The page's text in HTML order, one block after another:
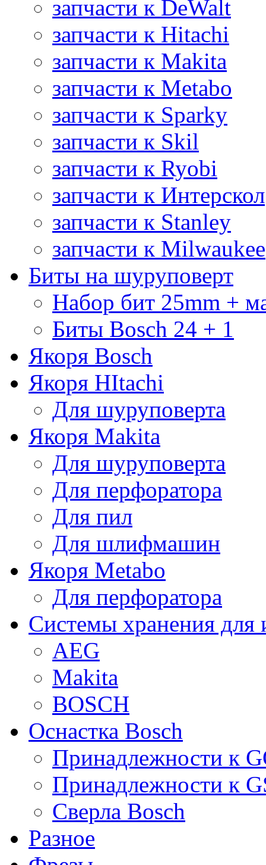
запчасти к DeWalt
запчасти к Hitachi
запчасти к Makita
запчасти к Metabo
запчасти к Sparky
запчасти к Skil
запчасти к Ryobi
запчасти к Интерскол
запчасти к Stanley
запчасти к Milwaukee
Биты на шуруповерт
Набор бит 25mm +
Биты Bosch 24 + 1
Якоря Bosch
Якоря HItachi
Для шуруповерта
Якоря Makita
Для шуруповерта
Для перфоратора
Для пил
Для шлифмашин
Якоря Metabo
Для перфоратора
Системы хранения для
AEG
Makita
BOSCH
Оснастка Bosch
Принадлежности к
Принадлежности к
Сверла Bosch
Разное